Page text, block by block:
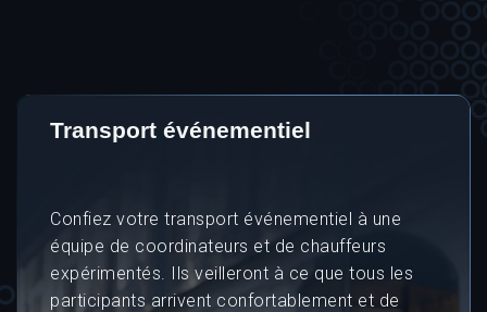
Transport événementiel
Confiez votre transport événementiel à une
équipe de coordinateurs et de chauffeurs
expérimentés. Ils veilleront à ce que tous les
participants arrivent confortablement et de